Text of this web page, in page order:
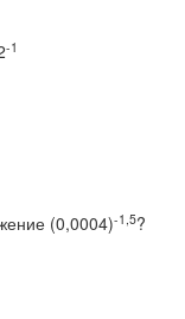
-1
(0,0004)-1,5?